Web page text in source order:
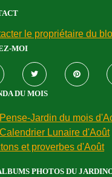
le propriétaire du
MOI
DU MOIS
Jardin du mois
Lunaire d'Août
et proverbes d'Août
PHOTOS DU